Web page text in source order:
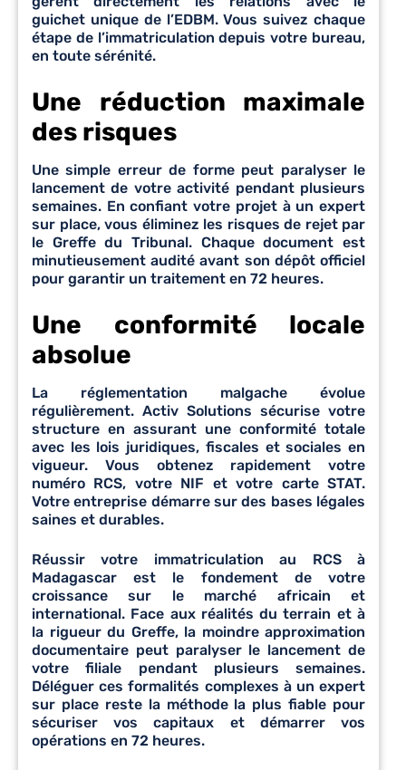
guichet unique de l’EDBM. Vous suivez chaque
étape de l’immatriculation depuis votre bureau,
en toute sérénité.
Une réduction maximale
des risques
Une simple erreur de forme peut paralyser le
lancement de votre activité pendant plusieurs
semaines. En confiant votre projet à un expert
sur place, vous éliminez les risques de rejet par
le Greffe du Tribunal. Chaque document est
minutieusement audité avant son dépôt officiel
pour garantir un traitement en 72 heures.
Une conformité locale
absolue
La réglementation malgache évolue
régulièrement. Activ Solutions sécurise votre
structure en assurant une conformité totale
avec les lois juridiques, fiscales et sociales en
vigueur. Vous obtenez rapidement votre
numéro RCS, votre NIF et votre carte STAT.
Votre entreprise démarre sur des bases légales
saines et durables.
Réussir votre immatriculation au RCS à
Madagascar est le fondement de votre
croissance sur le marché africain et
international. Face aux réalités du terrain et à
la rigueur du Greffe, la moindre approximation
documentaire peut paralyser le lancement de
votre filiale pendant plusieurs semaines.
Déléguer ces formalités complexes à un expert
sur place reste la méthode la plus fiable pour
sécuriser vos capitaux et démarrer vos
opérations en 72 heures.